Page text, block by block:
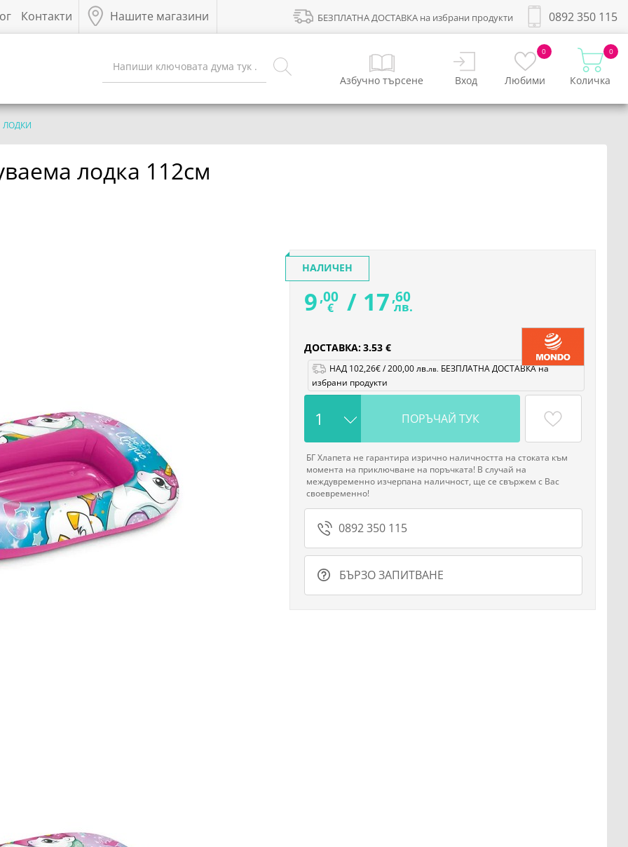
Контакти Нашите магазини 0892 350 115
БЕЗПЛАТНА ДОСТАВКА на избрани продукти
Азбучно търсене Вход
0
Любими
0
Количка
ЛОДКИ
лодка 112см
НАЛИЧЕН
9,00
€ / 17,60
лв.
ДОСТАВКА:3.53 €
НАД 102,26€/200,00лв.лв. БЕЗПЛАТНА ДОСТАВКА на
избрани продукти
ПОРЪЧАЙ ТУК
БГ Хлапета не гарантира изрично наличността на стоката към
момента на приключване на поръчката! В случай на
междувременно изчерпана наличност, ще се свържем с Вас
своевременно!
0892 350 115
БЪРЗО ЗАПИТВАНЕ